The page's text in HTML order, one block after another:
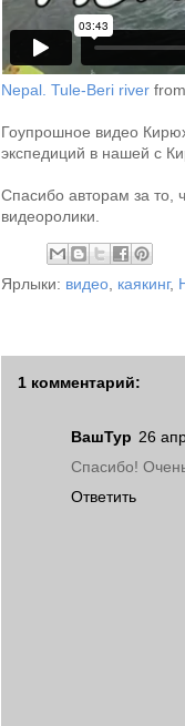
Nepal. Tule-Beri river from
Гоупрошное видео
экспедиций в нашей с
Спасибо авторам за то,
видеоролики.
Ярлыки: видео каякинг,
1 комментарий:
ВашТур 26
Спасибо!
Ответить